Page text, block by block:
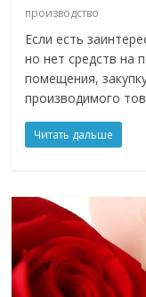
производство
Если есть
но нет средств на
помещения,
производимого
Читать дальше